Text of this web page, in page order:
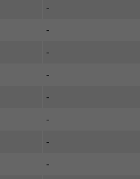
-
-
-
-
-
-
-
-